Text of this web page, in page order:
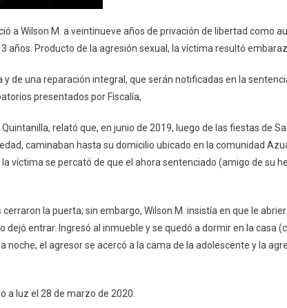
Alausí
a Wilson M. a veintinueve años de privación de libertad como
años. Producto de la agresión sexual, la víctima resultó
y de una reparación integral, que serán notificadas en la
presentados por Fiscalía,
relató que, en junio de 2019, luego de las fiestas de
caminaban hasta su domicilio ubicado en la comunidad
víctima se percató de que el ahora sentenciado (amigo de su
la puerta; sin embargo, Wilson M. insistía en que le
entrar. Ingresó al inmueble y se quedó a dormir en la casa
noche, el agresor se acercó a la cama de la adolescente y la
a luz el 28 de marzo de 2020.